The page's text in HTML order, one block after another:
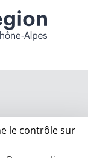
le contrôle sur